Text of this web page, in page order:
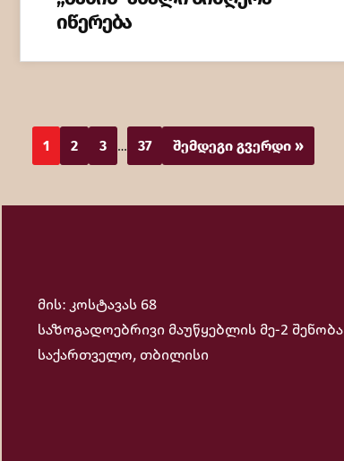
იწერება
1 2 3 … 37 შემდეგი გვერდი »
მის: კოსტავას 68
საზოგადოებრივი მაუწყებლის მე-2 შენობა
საქართველო, თბილისი